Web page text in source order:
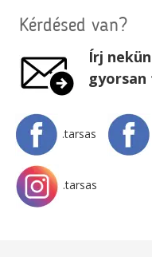
Kérdésed van?
Írj
gyorsan
.tarsas
.tarsas